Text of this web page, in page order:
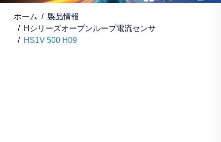
ホーム
製品情報
Hシリーズオープンループ電流センサ
HS1V 500 H09